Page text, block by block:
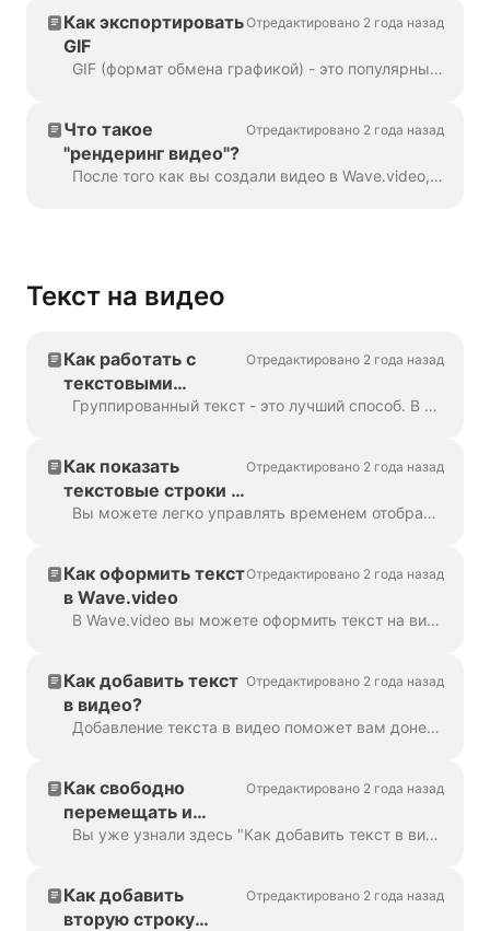
Как экспортировать
GIF
Отредактировано 2 года назад
GIF (формат обмена графикой) - это популярный формат, используемый с конца 1980-х годов для обмена изображениями и короткими анимациями. GIF может хранить только 256 цветов, что...
Что такое
"рендеринг видео"?
Отредактировано 2 года назад
После того как вы создали видео в Wave.video, вам нужно его рендерить, чтобы иметь возможность поделиться им в социальных сетях или загрузить его непосредственно на свой комп...
Текст на видео
Как работать с
текстовыми
группами
Отредактировано 2 года назад
Группированный текст - это лучший способ. В 99% случаев с его помощью можно сделать все, что нужно. Однако иногда вам может понадобиться создать одну или две...
Как показать
текстовые строки с
разным временем
Отредактировано 2 года назад
Вы можете легко управлять временем отображения текста на экране с помощью функции задержки текста. Чтобы использовать ее, убедитесь, что текст имеет несколько строк в си...
Как оформить текст
в Wave.video
Отредактировано 2 года назад
В Wave.video вы можете оформить текст на видео так, как вам нужно. Вот какие возможности редактирования у вас есть: Изменить шрифт Изменить текст ко...
Как добавить текст
в видео?
Отредактировано 2 года назад
Добавление текста в видео поможет вам донести свою мысль до зрителя, даже если он смотрит видео с выключенным звуком. В Wave.video вы можете сделать это просто ...
Как свободно
перемещать и
вращать текст по
Отредактировано 2 года назад
Вы уже узнали здесь "Как добавить текст в видео". Здесь мы поговорим о перемещении двух или более блоков текста по видео в Wave.video...
Как добавить
вторую строку
Отредактировано 2 года назад